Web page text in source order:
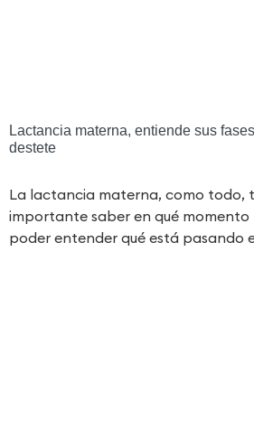
Lactancia materna, entiende sus
destete
La lactancia materna, como todo,
importante saber en qué
poder entender qué está pasando